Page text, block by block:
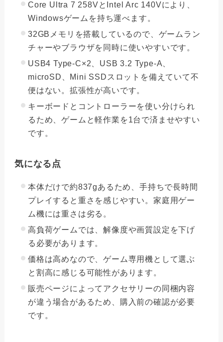
Core Ultra 7 258VとIntel Arc 140Vにより、
Windowsゲームを持ち運べます。
32GBメモリを搭載しているので、ゲームラン
チャーやブラウザを同時に使いやすいです。
USB4 Type-C×2、USB 3.2 Type-A、
microSD、Mini SSDスロットを備えていて不
便はない。拡張性が高いです。
キーボードとコントローラーを使い分けられ
るため、ゲームと軽作業を1台で済ませやすい
です。
気になる点
本体だけで約837gあるため、手持ちで長時間
プレイすると重さを感じやすい。家庭用ゲー
ム機には重さは劣る。
高負荷ゲームでは、解像度や画質設定を下げ
る必要があります。
価格は高めなので、ゲーム専用機として選ぶ
と割高に感じる可能性があります。
販売ページによってアクセサリーの同梱内容
が違う場合があるため、購入前の確認が必要
です。